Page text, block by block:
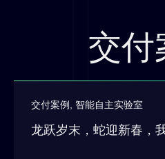
交付
交付案例 智能自主实验室
龙跃岁末，蛇迎新春，